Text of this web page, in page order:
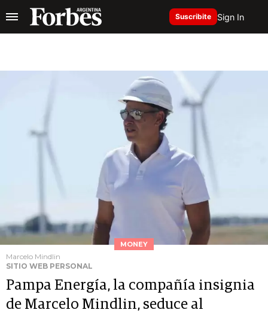
Suscribite Sign In
MONEY
Marcelo Mindlin
SITIO WEB PERSONAL
Pampa Energía, la compañía insignia
de Marcelo Mindlin, seduce al